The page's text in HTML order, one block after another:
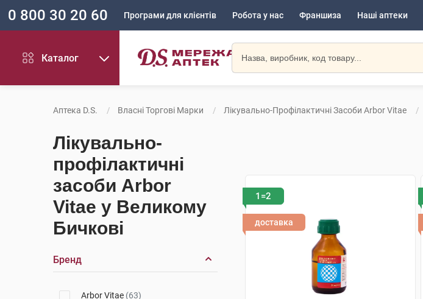
0 800 30 20 60 Програми для клієнтів Робота у нас Франшиза Наші аптеки
Каталог
Аптека D.S. Власні Торгові Марки Лікувально-Профілактичні Засоби Arbor Vitae
Лікувально-
профілактичні
засоби Arbor
Vitae у Великому
Бичкові
Бренд
Arbor Vitae (63)
1=2
доставка